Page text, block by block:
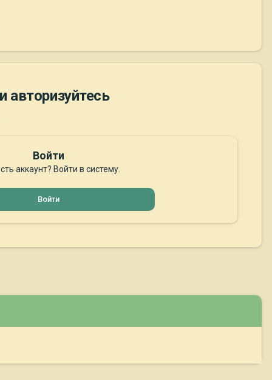
авторизуйтесь
Войти
аккаунт? Войти в систему.
Войти